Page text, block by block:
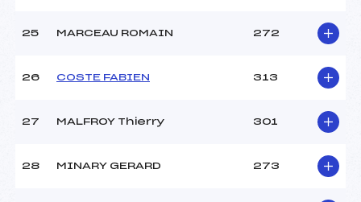
25 MARCEAU ROMAIN 272
26 COSTE FABIEN 313
27 MALFROY Thierry 301
28 MINARY GERARD 273